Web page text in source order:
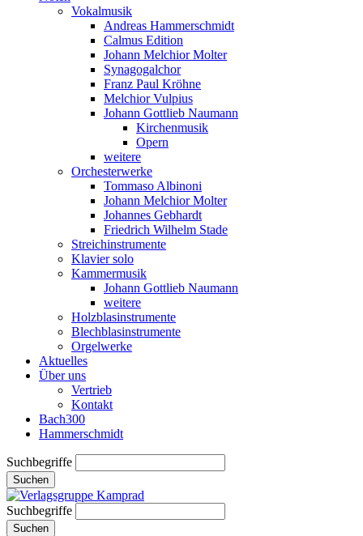
Vokalmusik
Andreas Hammerschmidt
Calmus Edition
Johann Melchior Molter
Synagogalchor
Franz Paul Kröhne
Melchior Vulpius
Johann Gottlieb Naumann
Kirchenmusik
Opern
weitere
Orchesterwerke
Tommaso Albinoni
Johann Melchior Molter
Johannes Gebhardt
Friedrich Wilhelm Stade
Streichinstrumente
Klavier solo
Kammermusik
Johann Gottlieb Naumann
weitere
Holzblasinstrumente
Blechblasinstrumente
Orgelwerke
Aktuelles
Über uns
Vertrieb
Kontakt
Bach300
Hammerschmidt
Suchbegriffe
Suchen
Suchbegriffe
Suchen